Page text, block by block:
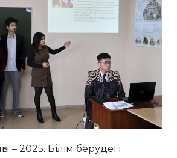
– 2025. Білім берудегі